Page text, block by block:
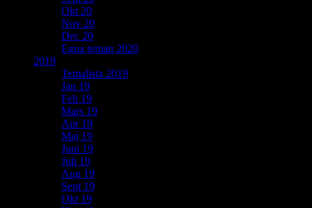
Okt 20
Nov 20
Dec 20
Egna teman 2020
2019
Temalista 2019
Jan 19
Feb 19
Mars 19
Apr 19
Maj 19
Juni 19
Juli 19
Aug 19
Sept 19
Okt 19